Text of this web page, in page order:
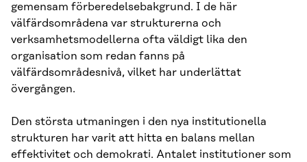
gemensam förberedelsebakgrund. I de här
välfärdsområdena var strukturerna och
verksamhetsmodellerna ofta väldigt lika den
organisation som redan fanns på
välfärdsområdesnivå, vilket har underlättat
övergången.
Den största utmaningen i den nya institutionella
strukturen har varit att hitta en balans mellan
effektivitet och demokrati. Antalet institutioner som